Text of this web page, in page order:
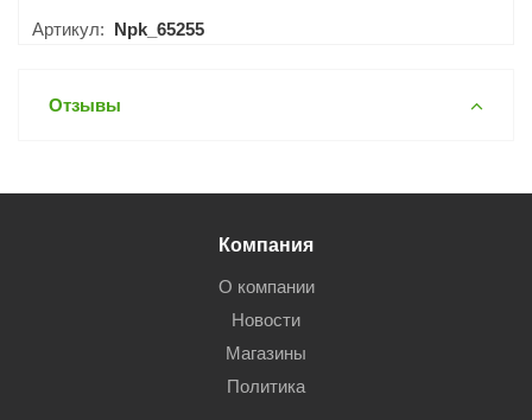
Артикул: Npk_65255
Отзывы
Компания
О компании
Новости
Магазины
Политика